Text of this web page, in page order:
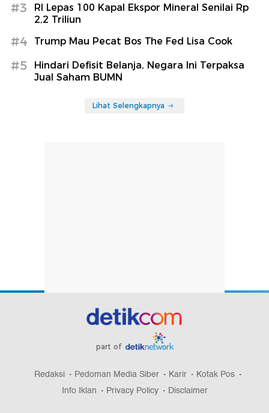
#3
RI Lepas 100 Kapal Ekspor Mineral Senilai Rp
2,2 Triliun
#4 Trump Mau Pecat Bos The Fed Lisa Cook
#5
Hindari Defisit Belanja, Negara Ini Terpaksa
Jual Saham BUMN
Lihat Selengkapnya
part of
Redaksi Pedoman Media Siber Karir
Kotak Pos
Info Iklan
Privacy Policy Disclaimer